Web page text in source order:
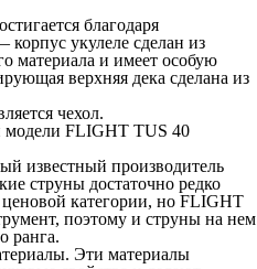
благодаря
укулеле сделан из
материала и имеет особую
верхняя дека сделана из
чехол.
модели FLIGHT TUS 40
известный производитель
струны достаточно редко
ценовой категории, но FLIGHT
поэтому и струны на нем
ранга.
Эти материалы